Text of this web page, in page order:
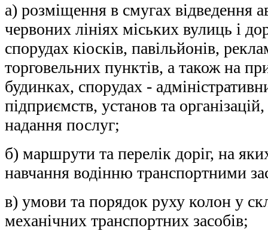
а) розміщення в смугах відведення
червоних лініях міських вулиць і
спорудах кіосків, павільйонів,
торговельних пунктів, а також на
будинках, спорудах -
підприємств, установ та організацій,
надання послуг;
б) маршрути та перелік доріг, на
навчання водінню транспортними
в) умови та порядок руху колон у
механічних транспортних засобів;